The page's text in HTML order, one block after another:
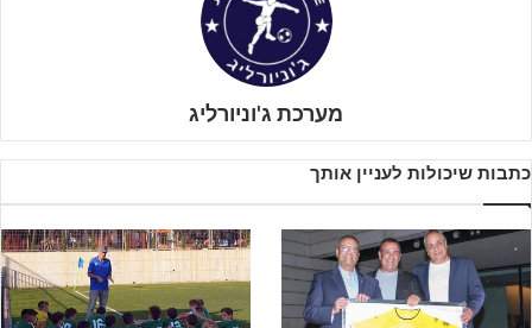
מערכת ג'וניורליג
כתבות שיכולות לעניין אותך